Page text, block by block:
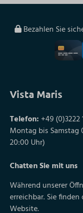
Bezahlen Sie
Vista Maris
Telefon: +49 (0)3222
Montag bis Samstag
20:00 Uhr)
Chatten Sie mit uns
Während unserer
erreichbar. Sie
Website.